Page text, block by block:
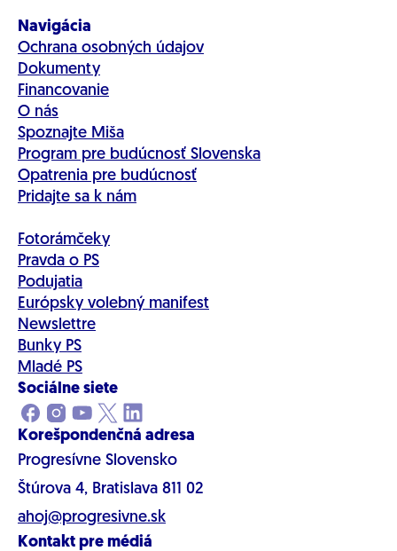
Navigácia
Ochrana osobných údajov
Dokumenty
Financovanie
O nás
Spoznajte Miša
Program pre budúcnosť Slovenska
Opatrenia pre budúcnosť
Pridajte sa k nám
Fotorámčeky
Pravda o PS
Podujatia
Európsky volebný manifest
Newslettre
Bunky PS
Mladé PS
Sociálne siete
Korešpondenčná adresa
Progresívne Slovensko
Štúrova 4, Bratislava 811 02
ahoj@progresivne.sk
Kontakt pre médiá